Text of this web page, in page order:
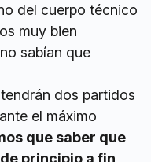
del cuerpo técnico
muy bien
sabían que
dos partidos
el máximo
que saber que
principio a fin